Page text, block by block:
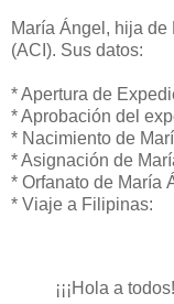
María Ángel, hija de
(ACI). Sus datos:
* Apertura de
* Aprobación del
* Nacimiento de
* Asignación de
* Orfanato de María
* Viaje a Filipinas:
¡¡¡Hola a